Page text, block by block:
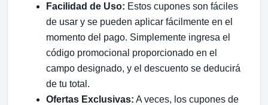
Facilidad de Uso: Estos cupones son fáciles
de usar y se pueden aplicar fácilmente en el
momento del pago. Simplemente ingresa el
código promocional proporcionado en el
campo designado, y el descuento se deducirá
de tu total.
Ofertas Exclusivas: A veces, los cupones de